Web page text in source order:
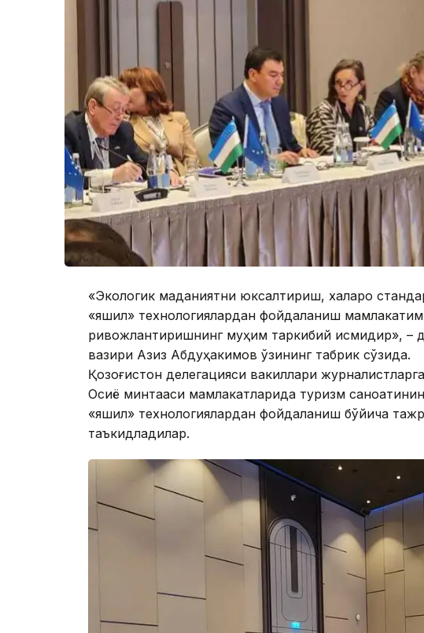
«Экологик маданиятни юксалтириш, халқаро
«яшил» технологиялардан фойдаланиш
ривожлантиришнинг муҳим таркибий қисмидир», –
вазири Азиз Абдуҳакимов ўзининг табрик сўзида.
Қозоғистон делегацияси вакиллари
Осиё минтақаси мамлакатларида туризм
«яшил» технологиялардан фойдаланиш бўйича
таъкидладилар.